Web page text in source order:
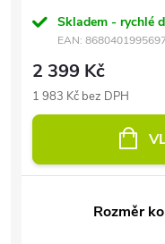
Skladem - rychlé
EAN:
2 399 Kč
1 983 Kč bez DPH
Rozměr